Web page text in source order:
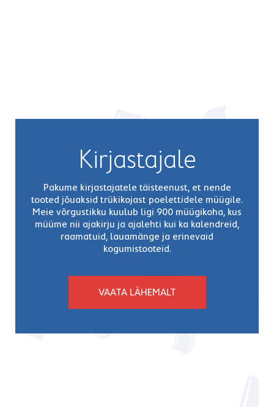
Kirjastajale
Pakume kirjastajatele täisteenust, et nende
tooted jõuaksid trükikojast poelettidele müügile.
Meie võrgustikku kuulub ligi 900 müügikoha, kus
müüme nii ajakirju ja ajalehti kui ka kalendreid,
raamatuid, lauamänge ja erinevaid
kogumistooteid.
VAATA LÄHEMALT